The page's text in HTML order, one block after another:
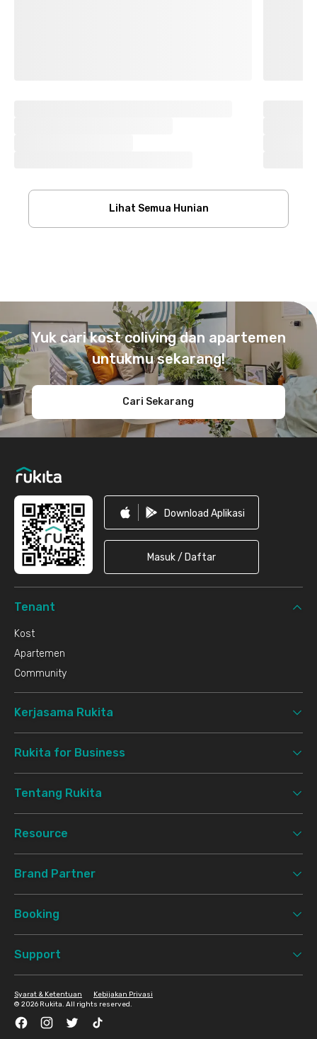
Lihat Semua Hunian
Yuk cari kost coliving dan apartemen
untukmu sekarang!
Cari Sekarang
Download Aplikasi
Masuk / Daftar
Tenant
Kost
Apartemen
Community
Kerjasama Rukita
Rukita for Business
Tentang Rukita
Resource
Brand Partner
Booking
Support
© 2026 Rukita. All rights reserved.
Syarat & Ketentuan Kebijakan Privasi
FacebookInstagramTwitter TikTok